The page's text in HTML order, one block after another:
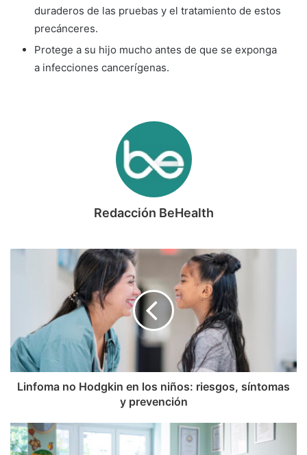
duraderos de las pruebas y el tratamiento de estos
precánceres.
Protege a su hijo mucho antes de que se exponga
a infecciones cancerígenas.
Redacción BeHealth
Linfoma no Hodgkin en los niños: riesgos, síntomas
y prevención